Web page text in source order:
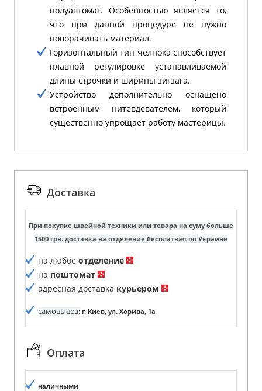
полуавтомат. Особенностью является то,
что при данной процедуре не нужно
поворачивать материал.
Горизонтальный тип челнока способствует
плавной регулировке устанавливаемой
длины строчки и ширины зигзага.
Устройство дополнительно оснащено
встроенным нитевдевателем, который
существенно упрощает работу мастерицы.
Доставка
При покупке швейной техники или товара на суму больше
1500 грн. доставка на отделение бесплатная по Украине
на любое отделение
на поштомат
адресная доставка курьером
самовывоз: г. Киев, ул. Хорива, 1а
Оплата
наличными